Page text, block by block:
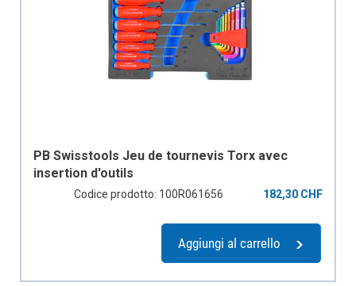
PB Swisstools Jeu de tournevis Torx avec
insertion d'outils
Codice prodotto: 100R061656 182,30 CHF
Aggiungi al carrello